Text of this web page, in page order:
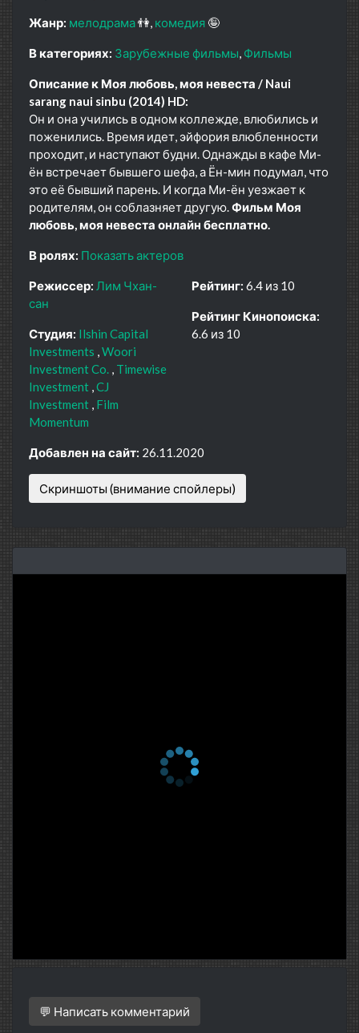
Жанр: мелодрама👫 комедия 🤪
В категориях: Зарубежные фильмы Фильмы
Описание к Моя любовь, моя невеста / Naui
sarang naui sinbu (2014) HD:
Он и она учились в одном коллежде, влюбились и
поженились. Время идет, эйфория влюбленности
проходит, и наступают будни. Однажды в кафе Ми-
ён встречает бывшего шефа, а Ён-мин подумал, что
это её бывший парень. И когда Ми-ён уезжает к
родителям, он соблазняет другую.Фильм Моя
любовь, моя невеста онлайн бесплатно.
В ролях: Показать актеров
Режиссер: Лим Чхан-
сан
Студия: Ilshin Capital
Investments Woori
Investment Co. Timewise
Investment CJ
Investment Film
Momentum
Рейтинг: 6.4 из 10
Рейтинг Кинопоиска:
6.6 из 10
Добавлен на сайт: 26.11.2020
Скриншоты (внимание спойлеры)
💬 Написать комментарий